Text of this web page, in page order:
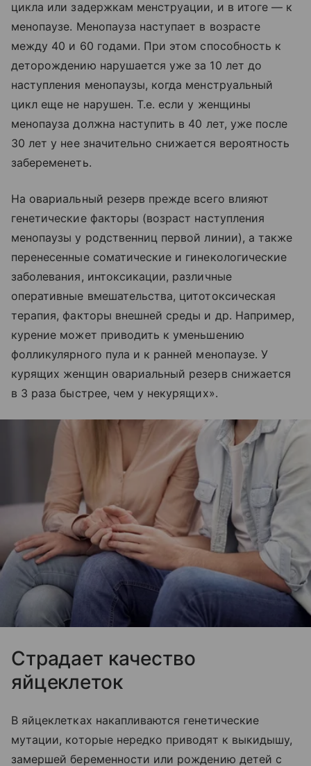
цикла или задержкам менструации, и в итоге — к
менопаузе. Менопауза наступает в возрасте
между 40 и 60 годами. При этом способность к
деторождению нарушается уже за 10 лет до
наступления менопаузы, когда менструальный
цикл еще не нарушен. Т.е. если у женщины
менопауза должна наступить в 40 лет, уже после
30 лет у нее значительно снижается вероятность
забеременеть.
На овариальный резерв прежде всего влияют
генетические факторы (возраст наступления
менопаузы у родственниц первой линии), а также
перенесенные соматические и гинекологические
заболевания, интоксикации, различные
оперативные вмешательства, цитотоксическая
терапия, факторы внешней среды и др. Например,
курение может приводить к уменьшению
фолликулярного пула и к ранней менопаузе. У
курящих женщин овариальный резерв снижается
в 3 раза быстрее, чем у некурящих».
Страдает качество
яйцеклеток
В яйцеклетках накапливаются генетические
мутации, которые нередко приводят к выкидышу,
замершей беременности или рождению детей с